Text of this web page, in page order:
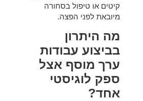
קיטים או טיפול בסחורה
מיובאת לפני הפצה.
מה היתרון
בביצוע עבודות
ערך מוסף אצל
ספק לוגיסטי
אחד?